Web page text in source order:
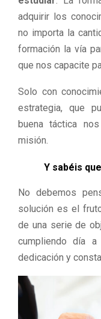
adquirir los
no importa la
formación la vía
que nos capacite
Solo con
estrategia, que
buena táctica
misión.
Y sabéis
No debemos
solución es el
de una serie de
cumpliendo día
dedicación y